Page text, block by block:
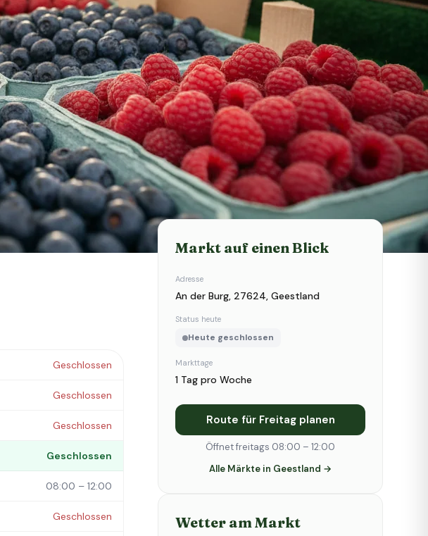
Status heute
Heute geschlossen
Geschlossen
Geschlossen
Geschlossen
Geschlossen
08:00 – 12:00
Geschlossen
Markt auf einen Blick
Adresse
An der Burg, 27624, Geestland
Status heute
Heute geschlossen
Markttage
1 Tag pro Woche
Route für Freitag planen
Öffnet freitags 08:00 – 12:00
Alle Märkte in Geestland →
Wetter am Markt